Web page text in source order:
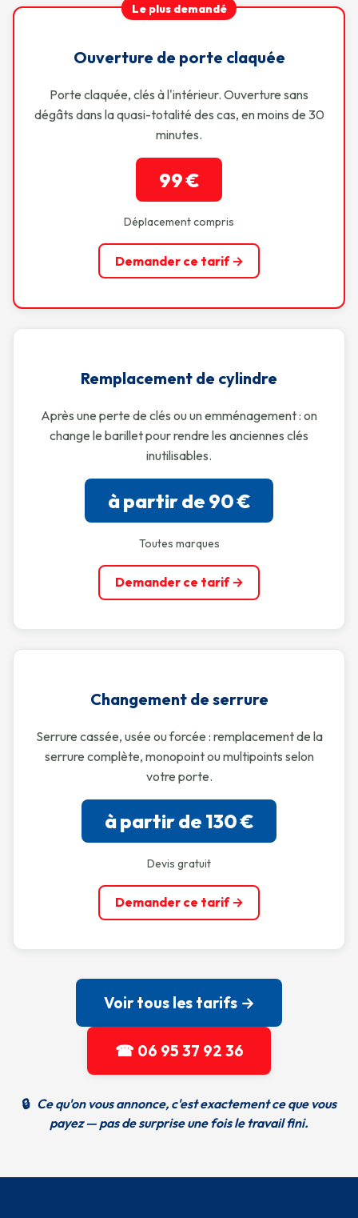
Le plus demandé
Ouverture de porte claquée
Porte claquée, clés à l'intérieur. Ouverture sans
dégâts dans la quasi-totalité des cas, en moins de 30
minutes.
99 €
Déplacement compris
Demander ce tarif →
Remplacement de cylindre
Après une perte de clés ou un emménagement : on
change le barillet pour rendre les anciennes clés
inutilisables.
à partir de 90 €
Toutes marques
Demander ce tarif →
Changement de serrure
Serrure cassée, usée ou forcée : remplacement de la
serrure complète, monopoint ou multipoints selon
votre porte.
à partir de 130 €
Devis gratuit
Demander ce tarif →
Voir tous les tarifs →
☎ 06 95 37 92 36
🔒 Ce qu'on vous annonce, c'est exactement ce que vous
payez — pas de surprise une fois le travail fini.